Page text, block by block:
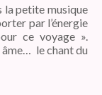
la petite musique
par l’énergie
ce voyage ».
âme… le chant du